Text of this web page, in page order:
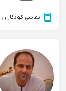
نقاشی کودکان ,